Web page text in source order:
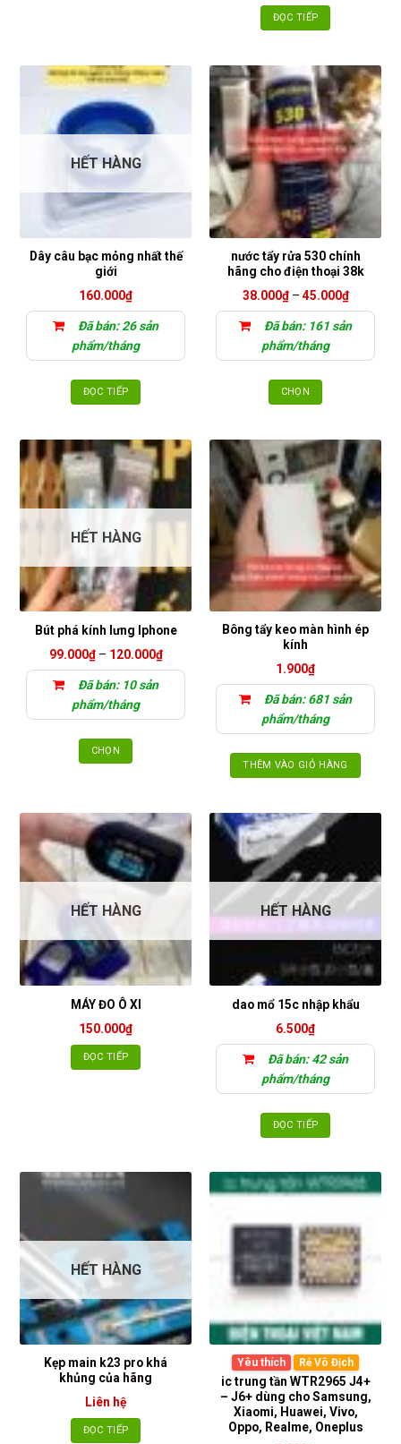
ĐỌC TIẾP
HẾT HÀNG
Dây câu bạc mỏng nhất thế
giới
160.000₫
Đã bán: 26 sản
phẩm/tháng
ĐỌC TIẾP
nước tẩy rửa 530 chính
hãng cho điện thoại 38k
38.000₫ – 45.000₫Khoảng
giá:
38.000₫
Đã bán: 161 sản
phẩm/tháng
CHỌN
này
có
nhiều
biến
tùy
chọn
có
được
trên
trang
sản
phẩm
HẾT HÀNG
Bút phá kính lưng Iphone
99.000₫ – 120.000₫Khoảng
giá:
Đã bán: 10 sản
phẩm/tháng
CHỌN
có
nhiều
biến
thể.
Các
chọn
có
thể
được
trên
trang
sản
Bông tẩy keo màn hình ép
kính
1.900₫
Đã bán: 681 sản
phẩm/tháng
THÊM VÀO GIỎ HÀNG
HẾT HÀNG
MÁY ĐO Ô XI
150.000₫
ĐỌC TIẾP
HẾT HÀNG
dao mổ 15c nhập khẩu
6.500₫
Đã bán: 42 sản
phẩm/tháng
ĐỌC TIẾP
HẾT HÀNG
Kẹp main k23 pro khá
khủng của hãng
Liên hệ
ĐỌC TIẾP
Yêu thích Rẻ Vô Địch
ic trung tần WTR2965 J4+
– J6+ dùng cho Samsung,
Xiaomi, Huawei, Vivo,
Oppo, Realme, Oneplus